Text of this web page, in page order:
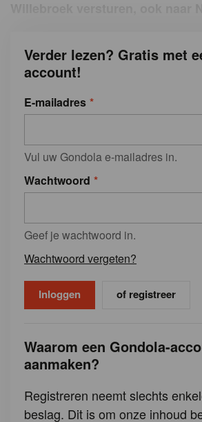
Verder lezen? Gratis met
account!
E-mailadres
Vul uw Gondola e-mailadres in.
Wachtwoord
Geef je wachtwoord in.
Wachtwoord vergeten?
of registreer
Waarom een Gondola-
aanmaken?
Registreren neemt slechts
beslag. Dit is om onze inhoud